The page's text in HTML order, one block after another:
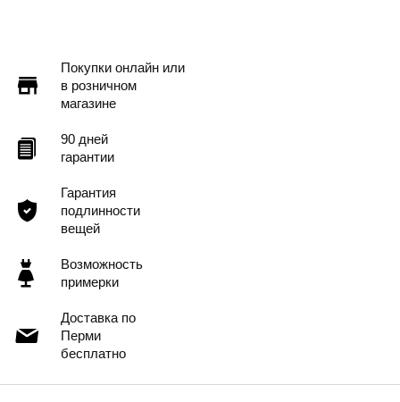
Покупки онлайн или
в розничном
магазине
90 дней
гарантии
Гарантия
подлинности
вещей
Возможность
примерки
Доставка по
Перми
бесплатно